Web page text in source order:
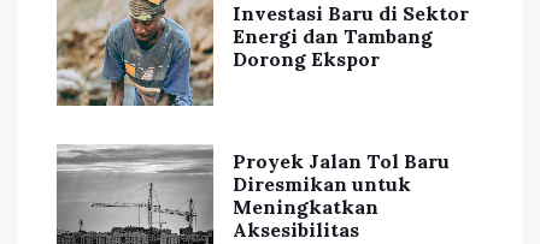
Investasi Baru di Sektor
Energi dan Tambang
Dorong Ekspor
Proyek Jalan Tol Baru
Diresmikan untuk
Meningkatkan
Aksesibilitas